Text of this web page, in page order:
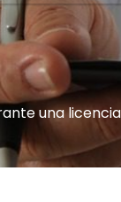
una